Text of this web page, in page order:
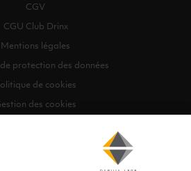
CGV
CGU Club Drinx
Mentions légales
protection des données
de cookies
des cookies
Drinx / Tous droits réservés